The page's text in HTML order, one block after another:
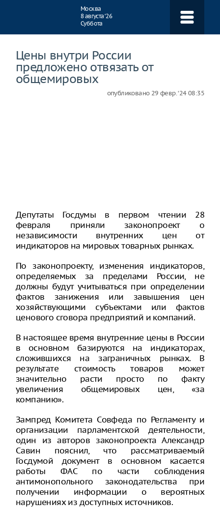
Москва
8 августа ‘26
Суббота
Цены внутри России
предложено отвязать от
общемировых
опубликовано 29 февр. ‘24 08:35
Депутаты Госдумы в первом чтении 28
февраля приняли законопроект о
независимости внутренних цен от
индикаторов на мировых товарных рынках.
По законопроекту, изменения индикаторов,
определяемых за пределами России, не
должны будут учитываться при определении
фактов занижения или завышения цен
хозяйствующими субъектами или фактов
ценового сговора предприятий и компаний.
В настоящее время внутренние цены в России
в основном базируются на индикаторах,
сложившихся на заграничных рынках. В
результате стоимость товаров может
значительно расти просто по факту
увеличения общемировых цен, «за
компанию».
Зампред Комитета Совфеда по Регламенту и
организации парламентской деятельности,
один из авторов законопроекта Александр
Савин пояснил, что рассматриваемый
Госдумой документ в основном касается
работы ФАС по части соблюдения
антимонопольного законодательства при
получении информации о вероятных
нарушениях из доступных источников.